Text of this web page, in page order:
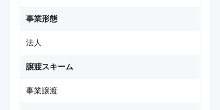
事業形態
法人
譲渡スキーム
事業譲渡